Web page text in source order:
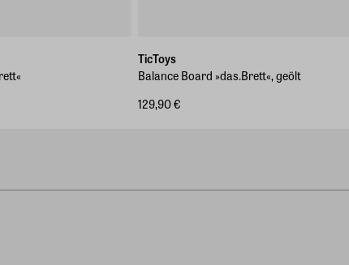
TicToys
Balance Board »das.Brett«, geölt
129,90 €